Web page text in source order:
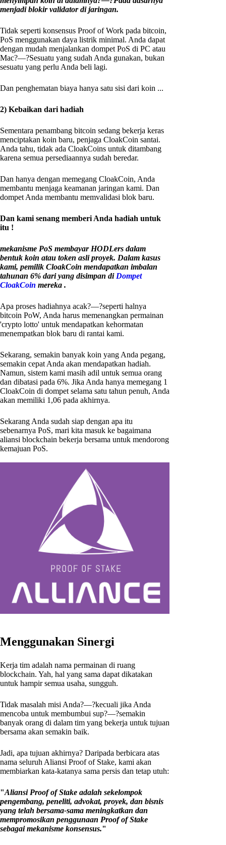
menjadi blokir validator di jaringan.
Tidak seperti konsensus Proof of Work pada bitcoin,
PoS menggunakan daya listrik minimal. Anda dapat
dengan mudah menjalankan dompet PoS di PC atau
Mac?—?Sesuatu yang sudah Anda gunakan, bukan
sesuatu yang perlu Anda beli lagi.
Dan penghematan biaya hanya satu sisi dari koin ...
2) Kebaikan dari hadiah
Sementara penambang bitcoin sedang bekerja keras
menciptakan koin baru, penjaga CloakCoin santai.
Anda tahu, tidak ada CloakCoins untuk ditambang
karena semua persediaannya sudah beredar.
Dan hanya dengan memegang CloakCoin, Anda
membantu menjaga keamanan jaringan kami. Dan
dompet Anda membantu memvalidasi blok baru.
Dan kami senang memberi Anda hadiah untuk
itu !
mekanisme PoS membayar HODLers dalam
bentuk koin atau token asli proyek. Dalam kasus
kami, pemilik CloakCoin mendapatkan imbalan
tahunan 6% dari yang disimpan di Dompet
CloakCoin mereka .
Apa proses hadiahnya acak?—?seperti halnya
bitcoin PoW, Anda harus memenangkan permainan
'crypto lotto' untuk mendapatkan kehormatan
menempatkan blok baru di rantai kami.
Sekarang, semakin banyak koin yang Anda pegang,
semakin cepat Anda akan mendapatkan hadiah.
Namun, sistem kami masih adil untuk semua orang
dan dibatasi pada 6%. Jika Anda hanya memegang 1
CloakCoin di dompet selama satu tahun penuh, Anda
akan memiliki 1,06 pada akhirnya.
Sekarang Anda sudah siap dengan apa itu
sebenarnya PoS, mari kita masuk ke bagaimana
aliansi blockchain bekerja bersama untuk mendorong
kemajuan PoS.
Menggunakan Sinergi
Kerja tim adalah nama permainan di ruang
blockchain. Yah, hal yang sama dapat dikatakan
untuk hampir semua usaha, sungguh.
Tidak masalah misi Anda?—?kecuali jika Anda
mencoba untuk membumbui sup?—?semakin
banyak orang di dalam tim yang bekerja untuk tujuan
bersama akan semakin baik.
Jadi, apa tujuan akhirnya? Daripada berbicara atas
nama seluruh Aliansi Proof of Stake, kami akan
membiarkan kata-katanya sama persis dan tetap utuh:
"Aliansi Proof of Stake adalah sekelompok
pengembang, peneliti, advokat, proyek, dan bisnis
yang telah bersama-sama meningkatkan dan
mempromosikan penggunaan Proof of Stake
sebagai mekanisme konsensus."